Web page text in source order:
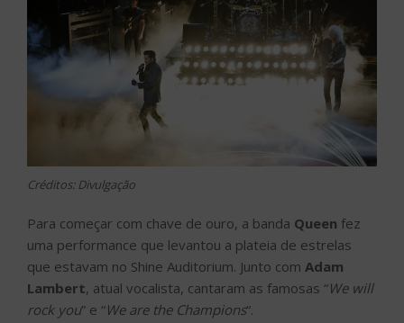
Créditos: Divulgação
Para começar com chave de ouro, a banda Queen fez
uma performance que levantou a plateia de estrelas
que estavam no Shine Auditorium. Junto com Adam
Lambert, atual vocalista, cantaram as famosas “We will
rock you” e “We are the Champions“.